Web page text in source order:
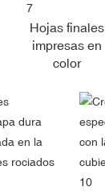
Hojas finales
impresas en
color